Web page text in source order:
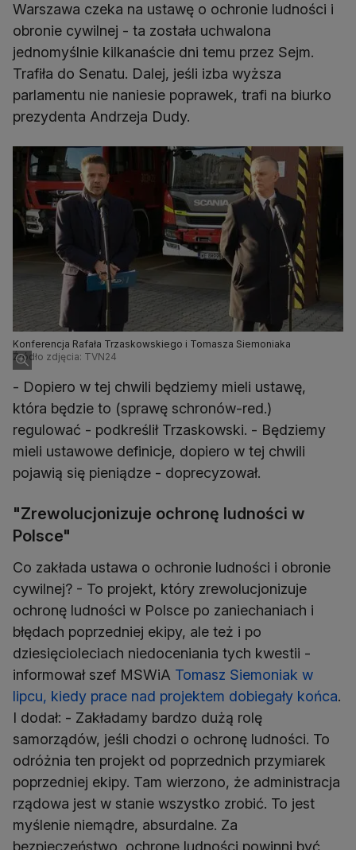
Warszawa czeka na ustawę o ochronie ludności i
obronie cywilnej - ta została uchwalona
jednomyślnie kilkanaście dni temu przez Sejm.
Trafiła do Senatu. Dalej, jeśli izba wyższa
parlamentu nie naniesie poprawek, trafi na biurko
prezydenta Andrzeja Dudy.
Konferencja Rafała Trzaskowskiego i Tomasza Siemoniaka
Źródło zdjęcia: TVN24
- Dopiero w tej chwili będziemy mieli ustawę,
która będzie to (sprawę schronów-red.)
regulować - podkreślił Trzaskowski. - Będziemy
mieli ustawowe definicje, dopiero w tej chwili
pojawią się pieniądze - doprecyzował.
"Zrewolucjonizuje ochronę ludności w
Polsce"
Co zakłada ustawa o ochronie ludności i obronie
cywilnej? - To projekt, który zrewolucjonizuje
ochronę ludności w Polsce po zaniechaniach i
błędach poprzedniej ekipy, ale też i po
dziesięcioleciach niedoceniania tych kwestii -
informował szef MSWiA Tomasz Siemoniak w
lipcu, kiedy prace nad projektem dobiegały końca.
I dodał: - Zakładamy bardzo dużą rolę
samorządów, jeśli chodzi o ochronę ludności. To
odróżnia ten projekt od poprzednich przymiarek
poprzedniej ekipy. Tam wierzono, że administracja
rządowa jest w stanie wszystko zrobić. To jest
myślenie niemądre, absurdalne. Za
bezpieczeństwo, ochronę ludności powinni być